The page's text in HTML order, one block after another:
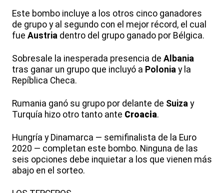
Este bombo incluye a los otros cinco ganadores
de grupo y al segundo con el mejor récord, el cual
fue Austria dentro del grupo ganado por Bélgica.
Sobresale la inesperada presencia de Albania
tras ganar un grupo que incluyó a Polonia y la
Repíblica Checa.
Rumania ganó su grupo por delante de Suiza y
Turquía hizo otro tanto ante Croacia.
Hungría y Dinamarca — semifinalista de la Euro
2020 — completan este bombo. Ninguna de las
seis opciones debe inquietar a los que vienen más
abajo en el sorteo.